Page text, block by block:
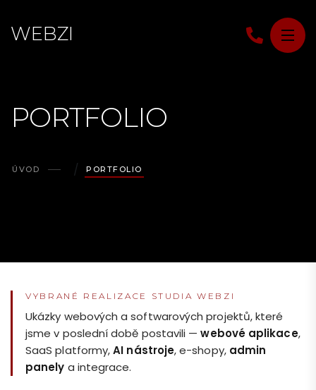
WEBZI
PORTFOLIO
ÚVOD PORTFOLIO
Portfolio
VYBRANÉ REALIZACE STUDIA WEBZI
Ukázky webových a softwarových projektů, které
jsme v poslední době postavili —webové aplikace,
SaaS platformy, AI nástroje, e-shopy, admin
panely a integrace.